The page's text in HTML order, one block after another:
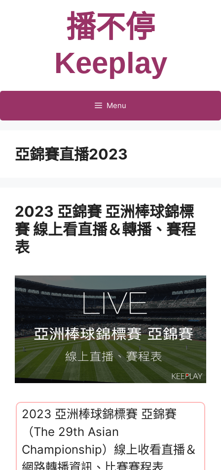
播不停
Keeplay
Menu
亞錦賽直播2023
2023 亞錦賽 亞洲棒球錦標
賽 線上看直播＆轉播、賽程
表
2023 亞洲棒球錦標賽 亞錦賽
（The 29th Asian
Championship）線上收看直播＆